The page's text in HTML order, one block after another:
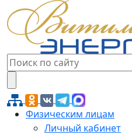
Физическим лицам
Личный кабинет